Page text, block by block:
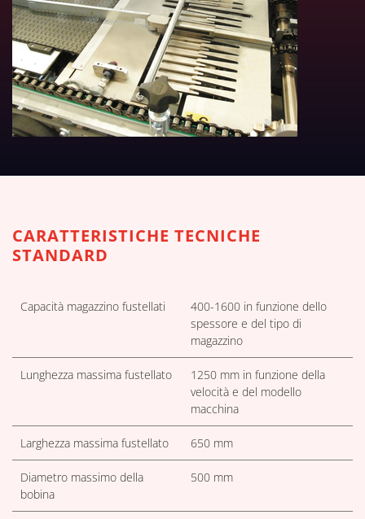
CARATTERISTICHE TECNICHE
STANDARD
Capacità magazzino fustellati
400-1600 in funzione dello
spessore e del tipo di
magazzino
Lunghezza massima fustellato
1250 mm in funzione della
velocità e del modello
macchina
Larghezza massima fustellato 650 mm
Diametro massimo della
bobina
500 mm